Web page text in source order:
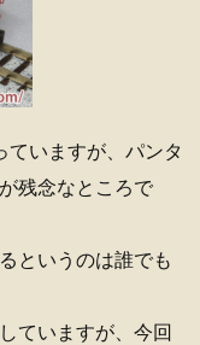
ていますが、パンタ
残念なところで
というのは誰でも
ていますが、今回